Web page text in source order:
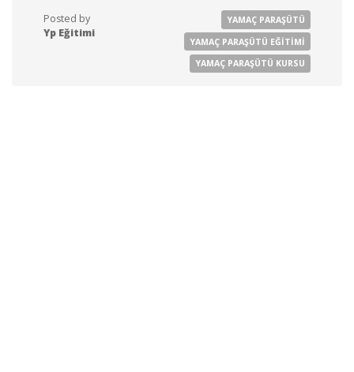
Posted by
Yp Eğitimi
YAMAÇ PARAŞÜTÜ
YAMAÇ PARAŞÜTÜ EĞITIMI
YAMAÇ PARAŞÜTÜ KURSU